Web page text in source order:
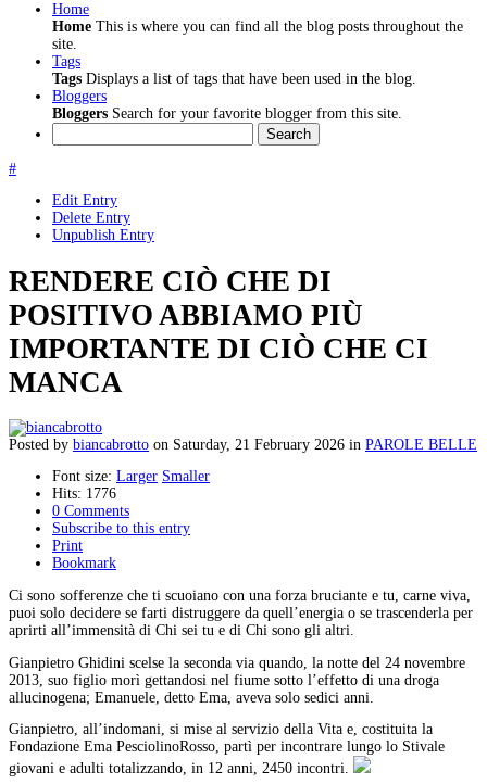
Home
Home This is where you can find all the blog posts throughout the
site.
Tags
Tags Displays a list of tags that have been used in the blog.
Bloggers
Bloggers Search for your favorite blogger from this site.
Search
#
Edit Entry
Delete Entry
Unpublish Entry
RENDERE CIÒ CHE DI
POSITIVO ABBIAMO PIÙ
IMPORTANTE DI CIÒ CHE CI
MANCA
Posted by biancabrotto on Saturday, 21 February 2026 in PAROLE BELLE
Font size: Larger Smaller
Hits: 1776
0 Comments
Subscribe to this entry
Print
Bookmark
Ci sono sofferenze che ti scuoiano con una forza bruciante e tu, carne viva,
puoi solo decidere se farti distruggere da quell’energia o se trascenderla per
aprirti all’immensità di Chi sei tu e di Chi sono gli altri.
Gianpietro Ghidini scelse la seconda via quando, la notte del 24 novembre
2013, suo figlio morì gettandosi nel fiume sotto l’effetto di una droga
allucinogena; Emanuele, detto Ema, aveva solo sedici anni.
Gianpietro, all’indomani, si mise al servizio della Vita e, costituita la
Fondazione Ema PesciolinoRosso, partì per incontrare lungo lo Stivale
giovani e adulti totalizzando, in 12 anni, 2450 incontri.